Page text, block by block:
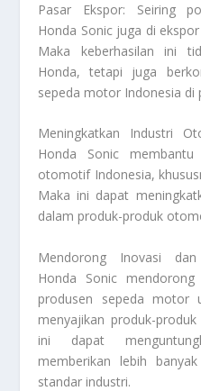
Pasar Ekspor: Seiring
Honda Sonic juga di
Maka keberhasilan ini
Honda, tetapi juga
sepeda motor Indonesia di
Meningkatkan Industri
Honda Sonic
otomotif Indonesia,
Maka ini dapat
dalam produk-produk
Mendorong Inovasi dan
Honda Sonic
produsen sepeda motor
menyajikan produk-
ini dapat
memberikan lebih
standar industri.